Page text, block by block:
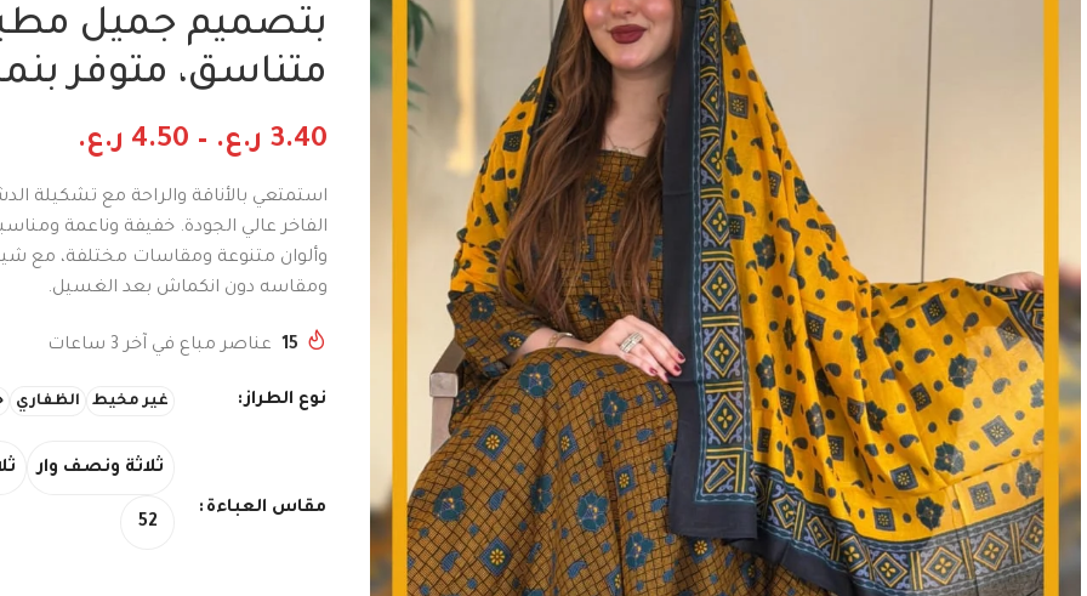
بتصميم جميل
متناسق، متوفر
3.40 ر.ع. –
4.50 ر.ع.
استمتعي بالأناقة والراحة مع تشكيلة
الفاخر عالي الجودة. خفيفة وناعمة
وألوان متنوعة ومقاسات مختلفة، مع
ومقاسه دون انكماش بعد الغسيل.
15 عناصر مباع في آخر 3 ساعات
نوع الطراز غير مخيط الظفاري
مقاس العباءة
ثلاثة ونصف وار
52